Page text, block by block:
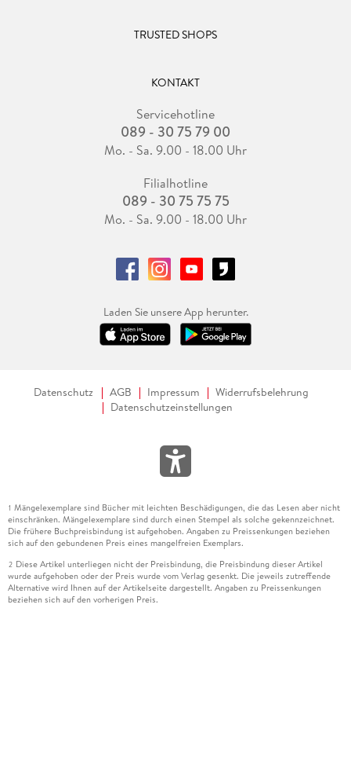
TRUSTED SHOPS
KONTAKT
Servicehotline
089 - 30 75 79 00
Mo. - Sa. 9.00 - 18.00 Uhr
Filialhotline
089 - 30 75 75 75
Mo. - Sa. 9.00 - 18.00 Uhr
Laden Sie unsere App herunter.
Datenschutz AGB Impressum
Widerrufsbelehrung
Datenschutzeinstellungen
1 Mängelexemplare sind Bücher mit leichten Beschädigungen, die das Lesen aber nicht
einschränken. Mängelexemplare sind durch einen Stempel als solche gekennzeichnet.
Die frühere Buchpreisbindung ist aufgehoben. Angaben zu Preissenkungen beziehen
sich auf den gebundenen Preis eines mangelfreien Exemplars.
2 Diese Artikel unterliegen nicht der Preisbindung, die Preisbindung dieser Artikel
wurde aufgehoben oder der Preis wurde vom Verlag gesenkt. Die jeweils zutreffende
Alternative wird Ihnen auf der Artikelseite dargestellt. Angaben zu Preissenkungen
beziehen sich auf den vorherigen Preis.